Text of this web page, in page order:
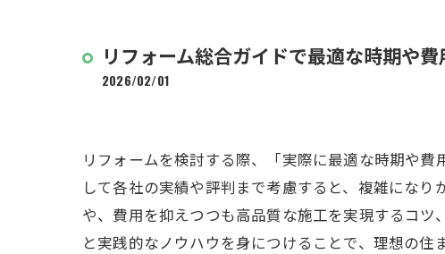
リフォーム総合ガイドで最適な時期や
2026/02/01
リフォームを検討する際、「実際に最適な時期や
して各社の実績や評判まで考慮すると、複雑にな
や、費用を抑えつつも高品質な施工を実現するコ
と実践的なノウハウを身につけることで、理想の住